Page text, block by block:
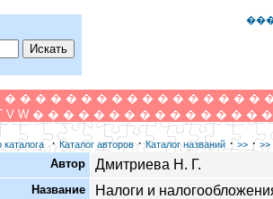
� � � � � � � � � � � � � � � � �
V W � � � � � � � � � � � � � � � �
·Каталог авторов·Каталог названий ·>> ·>>
Автор Дмитриева Н. Г.
Название Налоги и